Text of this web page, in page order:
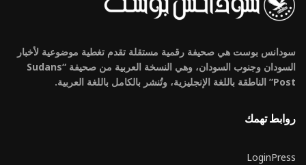
سودانس بوست هي صحيفة رقمية مستقلة تقدم تغطية موضوعية لأخبار
السودان وجنوب السودان، وهي النسخة العربية من صحيفة “Sudans
Post” الناطقة باللغة الإنجليزية، وتُنشر بالكامل باللغة العربية.
روابط تهمك
LoginPress